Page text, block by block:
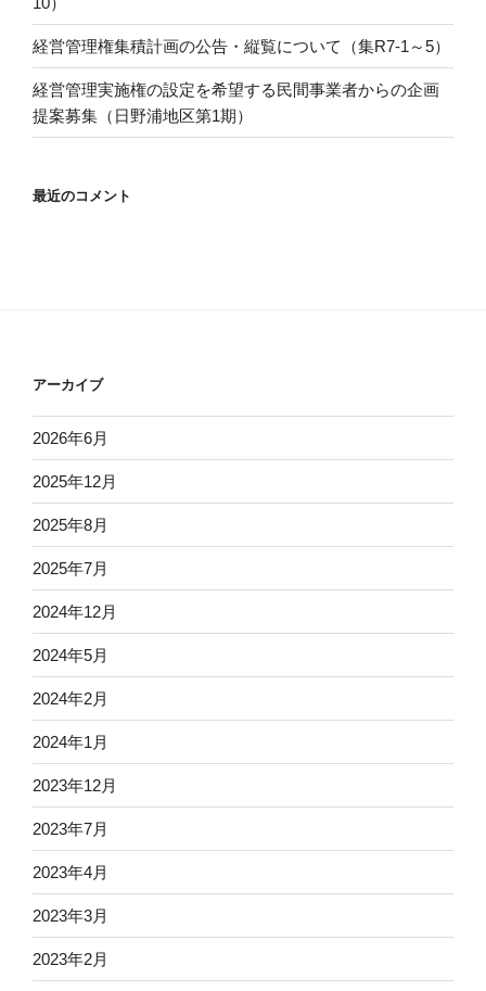
経営管理権集積計画の公告・縦覧について（集R7-1～5）
経営管理実施権の設定を希望する民間事業者からの企画
提案募集（日野浦地区第1期）
最近のコメント
アーカイブ
2026年6月
2025年12月
2025年8月
2025年7月
2024年12月
2024年5月
2024年2月
2024年1月
2023年12月
2023年7月
2023年4月
2023年3月
2023年2月